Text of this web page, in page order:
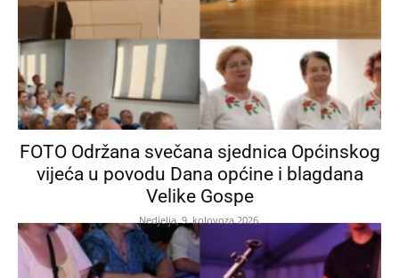
FOTO Održana svečana sjednica Općinskog
vijeća u povodu Dana općine i blagdana
Velike Gospe
Nedjelja, 9. kolovoza 2026.